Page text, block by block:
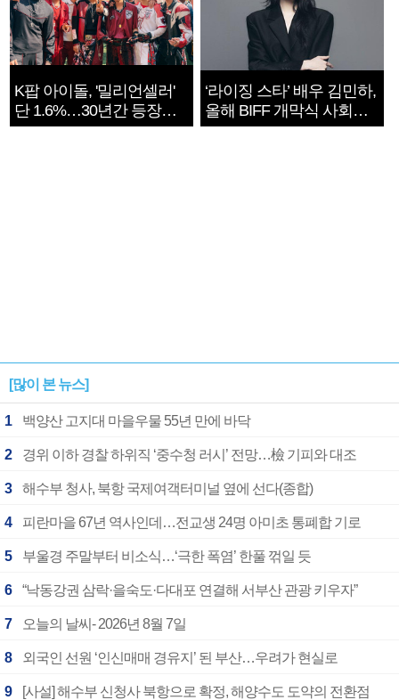
K팝 아이돌, '밀리언셀러'
단 1.6%…30년간 등장
1182개팀 전수조사
‘라이징 스타’ 배우 김민하,
올해 BIFF 개막식 사회자
확정
[많이 본 뉴스]
1 백양산 고지대 마을우물 55년 만에 바닥
2 경위 이하 경찰 하위직 ‘중수청 러시’ 전망…檢 기피와 대조
3 해수부 청사, 북항 국제여객터미널 옆에 선다(종합)
4 피란마을 67년 역사인데…전교생 24명 아미초 통폐합 기로
5 부울경 주말부터 비소식…‘극한 폭염’ 한풀 꺾일 듯
6 “낙동강권 삼락·을숙도·다대포 연결해 서부산 관광 키우자”
7 오늘의 날씨- 2026년 8월 7일
8 외국인 선원 ‘인신매매 경유지’ 된 부산…우려가 현실로
9 [사설] 해수부 신청사 북항으로 확정, 해양수도 도약의 전환점